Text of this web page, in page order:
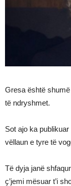
Gresa është
të ndryshmet.
Sot ajo ka
vëllaun e tyre të
Të dyja janë
ҫ’jemi mësuar t’i